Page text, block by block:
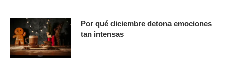
Por qué diciembre detona emociones
tan intensas